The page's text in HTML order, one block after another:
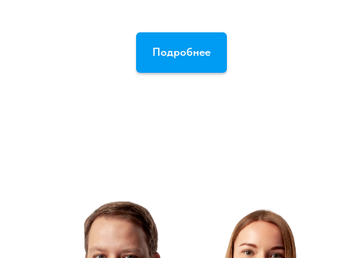
Подробнее